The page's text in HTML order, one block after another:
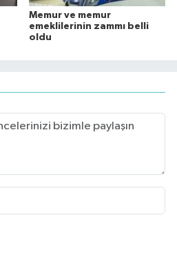
Memur ve memur
emeklilerinin zammı belli
oldu